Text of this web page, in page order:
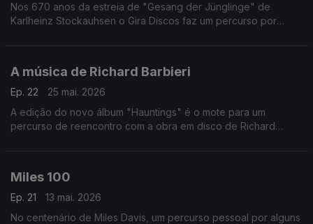
Nos 670 anos da estreia de "Gesang der Jünglinge" de
Karlheinz Stockauhsen o Gira Discos faz um percurso por
A música de Richard Barbieri
Ep. 22
25 mai. 2026
A edição do novo álbum "Hauntings" é o mote para um
percurso de reencontro com a obra em disco de Richard
Miles 100
Ep. 21
13 mai. 2026
No centenário de Miles Davis, um percurso pessoal por alguns